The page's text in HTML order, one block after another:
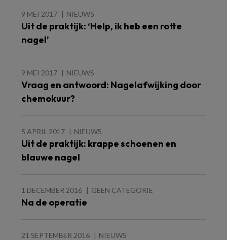
9 MEI 2017 NIEUWS
Uit de praktijk: ‘Help, ik heb een rotte
nagel’
9 MEI 2017 NIEUWS
Vraag en antwoord: Nagelafwijking door
chemokuur?
5 APRIL 2017 NIEUWS
Uit de praktijk: krappe schoenen en
blauwe nagel
1 DECEMBER 2016 GEEN CATEGORIE
Na de operatie
21 SEPTEMBER 2016 NIEUWS